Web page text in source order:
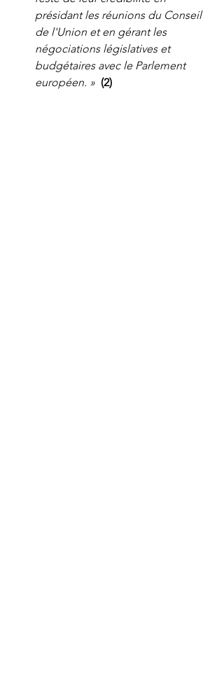
présidant les réunions du Conseil
de l'Union et en gérant les
négociations législatives et
budgétaires avec le Parlement
européen. » (2)